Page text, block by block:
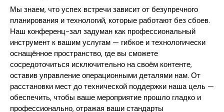
Мы знаем, что успех встречи зависит от безупречного
планирования и технологий, которые работают без сбоев.
Наш конференц-зал задуман как профессиональный
инструмент к вашим услугам — гибкое и технологически
оснащённое пространство, где вы сможете
сосредоточиться исключительно на своём контенте,
оставив управление операционными деталями нам. От
расстановки мест до технической поддержки наша цель —
обеспечить, чтобы ваше мероприятие прошло гладко и
профессионально, отражая ваши стандарты